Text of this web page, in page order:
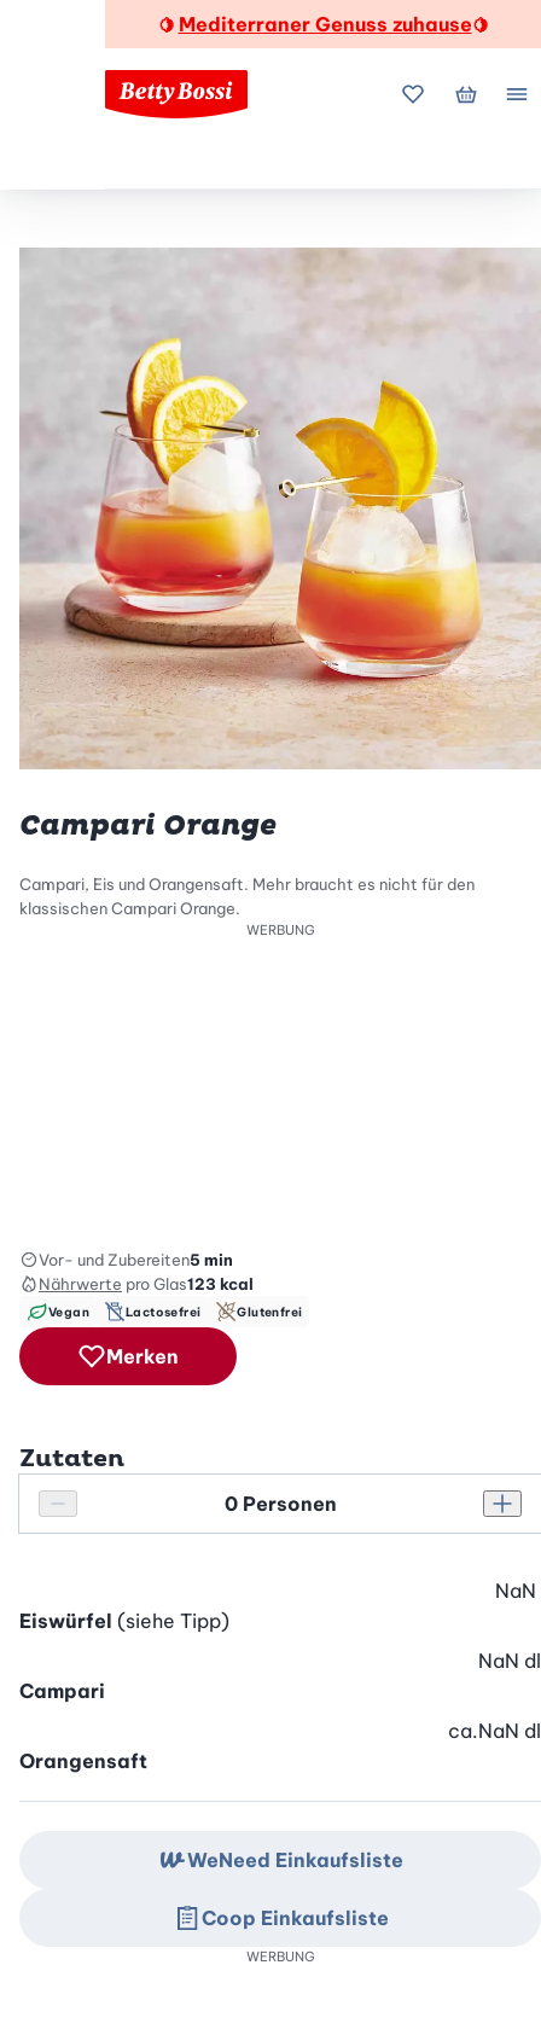
🍋 Mediterraner Genuss zuhause🍋
MeineMein
Campari Orange
Campari, Eis und Orangensaft. Mehr braucht es nicht für den
klassischen Campari Orange.
WERBUNG
Vor- und Zubereiten5 min
Nährwerte pro Glas123 kcal
Vegan Lactosefrei Glutenfrei
Merken
Zutaten
Personenanzahl verringern
Personenanzahl
Eiswürfel (siehe Tipp)
NaN
Campari
NaN dl
Orangensaft
ca.NaN dl
WeNeed Einkaufsliste
Coop Einkaufsliste
WERBUNG